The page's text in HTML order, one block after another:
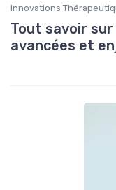
Innovations
Tout savoir
avancées et